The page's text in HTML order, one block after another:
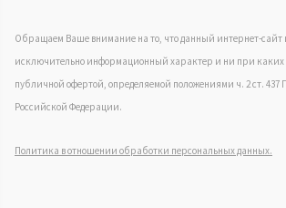
Обращаем Ваше внимание на то, что данный интернет-сайт
исключительно информационный характер и ни при каких
публичной офертой, определяемой положениями ч. 2 ст. 437
Российской Федерации.
Политика в отношении обработки персональных данных.